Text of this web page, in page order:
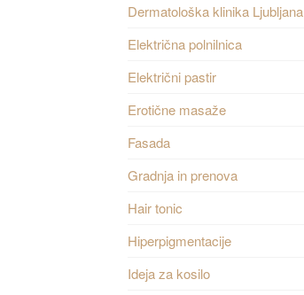
Dermatološka klinika Ljubljana
Električna polnilnica
Električni pastir
Erotične masaže
Fasada
Gradnja in prenova
Hair tonic
Hiperpigmentacije
Ideja za kosilo